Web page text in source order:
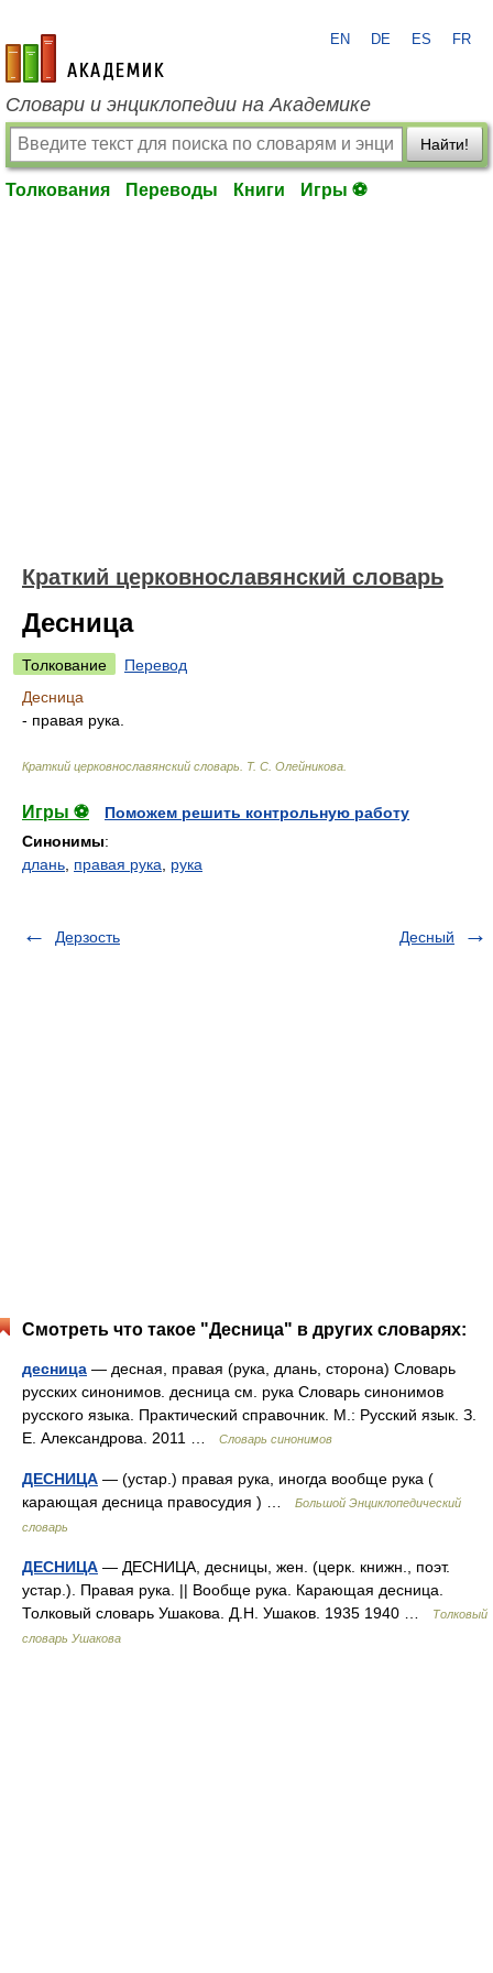
academic.ru
EN DE ES FR
Словари и энциклопедии на Академике
Найти!
Толкования Переводы Книги Игры ⚽
Краткий церковнославянский словарь
Десница
Толкование
Перевод
Десница
- правая рука.
Краткий церковнославянский словарь Т. С. Олейникова
Игры ⚽
Поможем решить контрольную работу
Синонимы:
длань правая рука рука
Дерзость Десный
Смотреть что такое "Десница" в других словарях:
десница — десная, правая (рука, длань, сторона) Словарь
русских синонимов. десница см. рука Словарь синонимов
русского языка. Практический справочник. М.: Русский язык. З.
Е. Александрова. 2011 …
Словарь синонимов
ДЕСНИЦА — (устар.) правая рука, иногда вообще рука (
карающая десница правосудия ) …
Большой Энциклопедический
словарь
ДЕСНИЦА — ДЕСНИЦА, десницы, жен. (церк. книжн., поэт.
устар.). Правая рука. || Вообще рука. Карающая десница.
Толковый словарь Ушакова. Д.Н. Ушаков. 1935 1940 …
Толковый
словарь Ушакова